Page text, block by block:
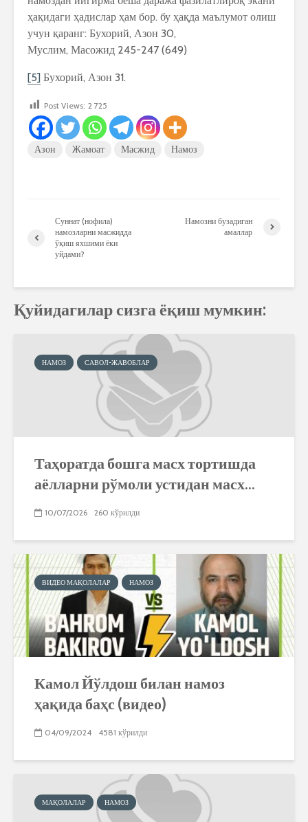
ҳақидаги ҳадислар ҳам бор. бу ҳақда маълумот олиш
учун қаранг: Бухорий, Азон 30,
Муслим, Масожид 245-247 (649)
[5] Бухорий, Азон 31.
Post Views: 2 725
Азон Жамоат Масжид Намоз
Суннат (нофила)
намозларни масжидда
ўқиш яхшими ёки
уйдами?
Намозни бузадиган
амаллар
Қуйидагилар сизга ёқиш мумкин:
НАМОЗ САВОЛ-ЖАВОБЛАР
Таҳоратда бошга масх тортишда
аёлларни рўмоли устидан масх...
10/07/2026 260 кўрилди
ВИДЕО МАҚОЛАЛАР НАМОЗ
Камол Йўлдош билан намоз
ҳақида баҳс (видео)
04/09/2024 4581 кўрилди
МАҚОЛАЛАР НАМОЗ